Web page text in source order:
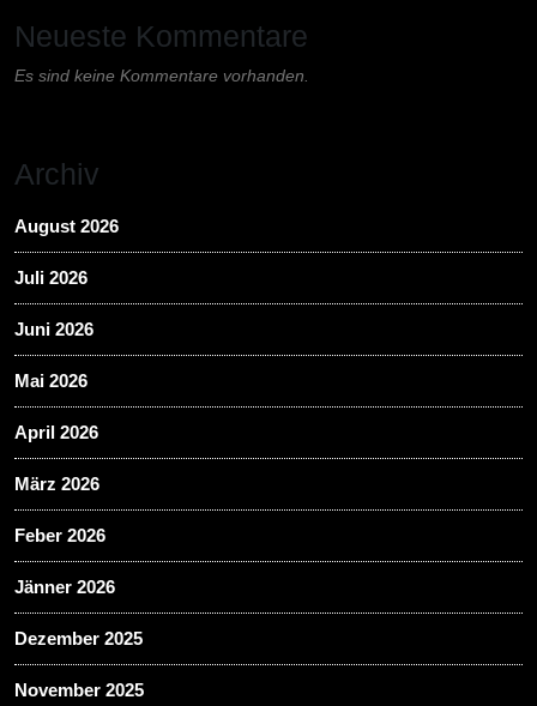
Neueste Kommentare
Es sind keine Kommentare vorhanden.
Archiv
August 2026
Juli 2026
Juni 2026
Mai 2026
April 2026
März 2026
Feber 2026
Jänner 2026
Dezember 2025
November 2025